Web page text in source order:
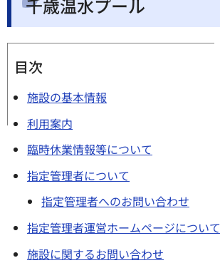
千歳温水プール
目次
施設の基本情報
利用案内
臨時休業情報等について
指定管理者について
指定管理者へのお問い合わせ
指定管理者運営ホームページについて
施設に関するお問い合わせ